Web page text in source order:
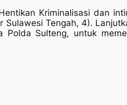
Kriminalisasi dan
Tengah, 4).
Sulteng, untuk